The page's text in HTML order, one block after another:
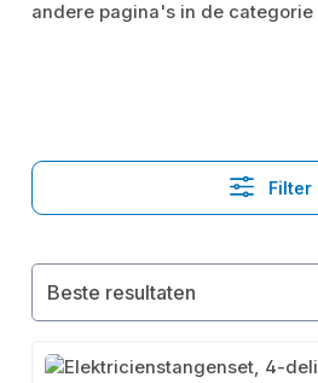
andere pagina's in de categorie
Filter